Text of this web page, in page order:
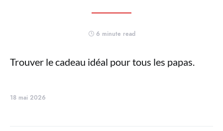
6 minute read
Trouver le cadeau idéal pour tous les papas.
18 mai 2026